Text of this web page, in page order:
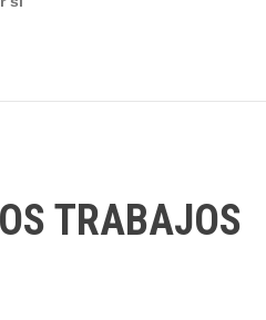
sí
TRABAJOS